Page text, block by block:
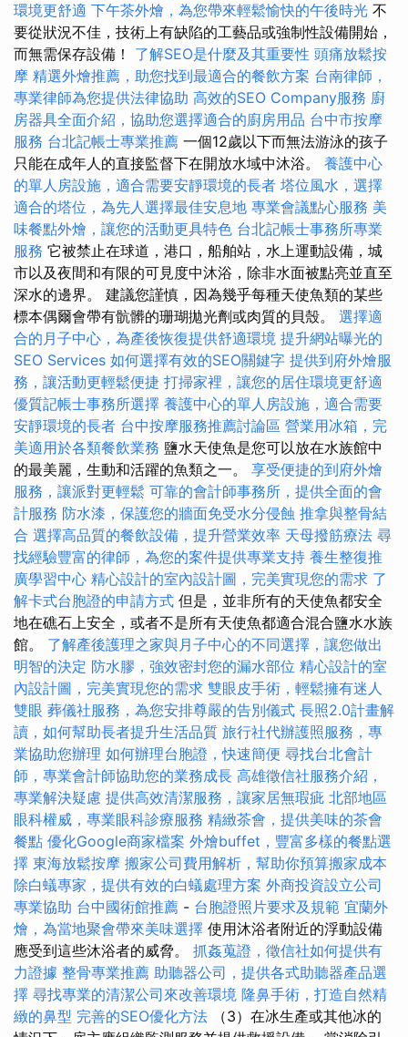
環境更舒適 下午茶外燴，為您帶來輕鬆愉快的午後時光 不
要從狀況不佳，技術上有缺陷的工藝品或強制性設備開始，
而無需保存設備！ 了解SEO是什麼及其重要性 頭痛放鬆按
摩 精選外燴推薦，助您找到最適合的餐飲方案 台南律師，
專業律師為您提供法律協助 高效的SEO Company服務 廚
房器具全面介紹，協助您選擇適合的廚房用品 台中市按摩
服務 台北記帳士專業推薦 一個12歲以下而無法游泳的孩子
只能在成年人的直接監督下在開放水域中沐浴。 養護中心
的單人房設施，適合需要安靜環境的長者 塔位風水，選擇
適合的塔位，為先人選擇最佳安息地 專業會議點心服務 美
味餐點外燴，讓您的活動更具特色 台北記帳士事務所專業
服務 它被禁止在球道，港口，船舶站，水上運動設備，城
市以及夜間和有限的可見度中沐浴，除非水面被點亮並直至
深水的邊界。 建議您謹慎，因為幾乎每種天使魚類的某些
標本偶爾會帶有骯髒的珊瑚拋光劑或肉質的貝殼。 選擇適
合的月子中心，為產後恢復提供舒適環境 提升網站曝光的
SEO Services 如何選擇有效的SEO關鍵字 提供到府外燴服
務，讓活動更輕鬆便捷 打掃家裡，讓您的居住環境更舒適
優質記帳士事務所選擇 養護中心的單人房設施，適合需要
安靜環境的長者 台中按摩服務推薦討論區 營業用冰箱，完
美適用於各類餐飲業務 鹽水天使魚是您可以放在水族館中
的最美麗，生動和活躍的魚類之一。 享受便捷的到府外燴
服務，讓派對更輕鬆 可靠的會計師事務所，提供全面的會
計服務 防水漆，保護您的牆面免受水分侵蝕 推拿與整骨結
合 選擇高品質的餐飲設備，提升營業效率 天母撥筋療法 尋
找經驗豐富的律師，為您的案件提供專業支持 養生整復推
廣學習中心 精心設計的室內設計圖，完美實現您的需求 了
解卡式台胞證的申請方式 但是，並非所有的天使魚都安全
地在礁石上安全，或者不是所有天使魚都適合混合鹽水水族
館。 了解產後護理之家與月子中心的不同選擇，讓您做出
明智的決定 防水膠，強效密封您的漏水部位 精心設計的室
內設計圖，完美實現您的需求 雙眼皮手術，輕鬆擁有迷人
雙眼 葬儀社服務，為您安排尊嚴的告別儀式 長照2.0計畫解
讀，如何幫助長者提升生活品質 旅行社代辦護照服務，專
業協助您辦理 如何辦理台胞證，快速簡便 尋找台北會計
師，專業會計師協助您的業務成長 高雄徵信社服務介紹，
專業解決疑慮 提供高效清潔服務，讓家居無瑕疵 北部地區
眼科權威，專業眼科診療服務 精緻茶會，提供美味的茶會
餐點 優化Google商家檔案 外燴buffet，豐富多樣的餐點選
擇 東海放鬆按摩 搬家公司費用解析，幫助你預算搬家成本
除白蟻專家，提供有效的白蟻處理方案 外商投資設立公司
專業協助 台中國術館推薦 - 台胞證照片要求及規範 宜蘭外
燴，為當地聚會帶來美味選擇 使用沐浴者附近的浮動設備
應受到這些沐浴者的威脅。 抓姦蒐證，徵信社如何提供有
力證據 整骨專業推薦 助聽器公司，提供各式助聽器產品選
擇 尋找專業的清潔公司來改善環境 隆鼻手術，打造自然精
緻的鼻型 完善的SEO優化方法 （3）在冰生產或其他冰的